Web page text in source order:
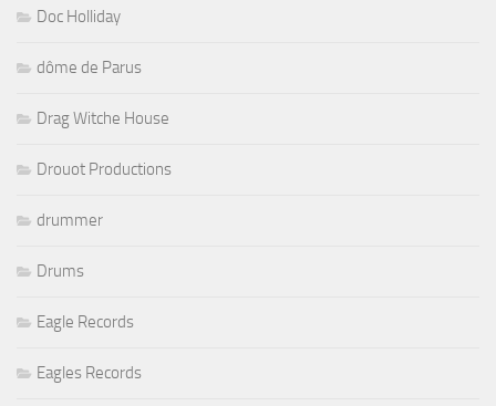
Doc Holliday
dôme de Parus
Drag Witche House
Drouot Productions
drummer
Drums
Eagle Records
Eagles Records